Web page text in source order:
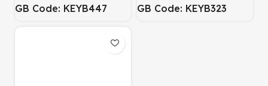
GB Code: KEYB447
GB Code: KEYB323